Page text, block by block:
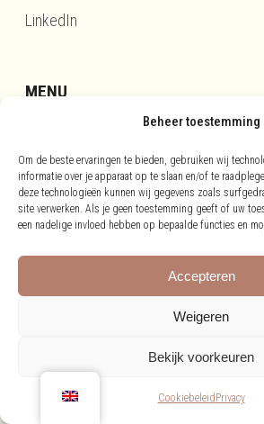
Beheer toestemming
Om de beste ervaringen te bieden, gebruiken wij
informatie over je apparaat op te slaan en/of te
deze technologieën kunnen wij gegevens zoals
site verwerken. Als je geen toestemming geeft of uw
een nadelige invloed hebben op bepaalde functies en
Accepteren
Weigeren
Bekijk voorkeuren
CookiebeleidPrivacy
LinkedIn
MENU
Disclaimer
Privacy
Cookies
©2026 Richardvanklooster